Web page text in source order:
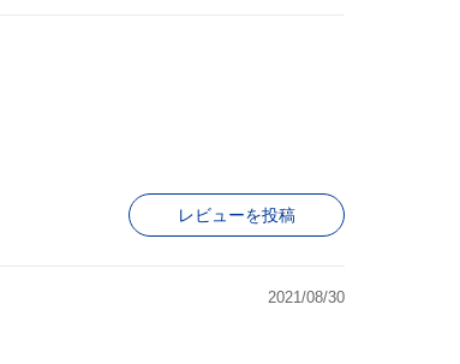
レビューを投稿
2021/08/30